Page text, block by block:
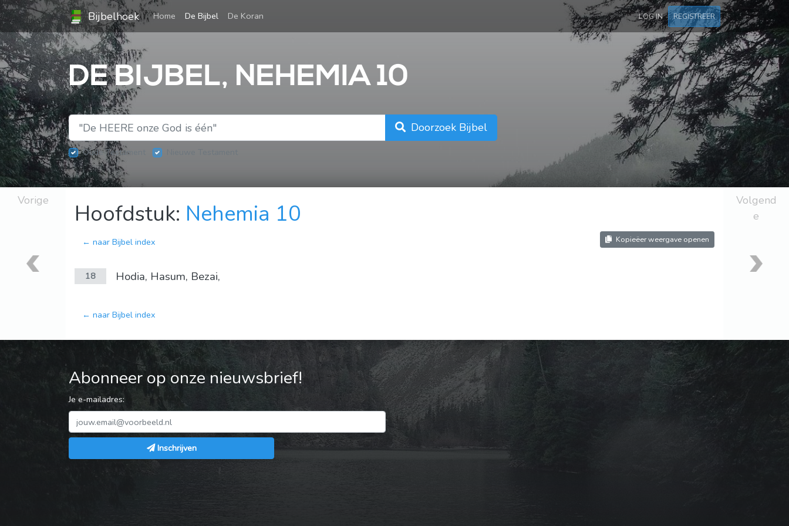
Bijbelhoek Home (current)
De Bijbel De Koran LOG IN REGISTREER
DE BIJBEL, NEHEMIA 10
Doorzoek Bijbel
Oude Testament
Vorige Hoofdstuk: Nehemia 10
← naar Bijbel index Kopieëer weergave openen
18 Hodia, Hasum, Bezai,
← naar Bijbel index
Volgend
e
Abonneer op onze nieuwsbrief!
Je e-mailadres:
Inschrijven